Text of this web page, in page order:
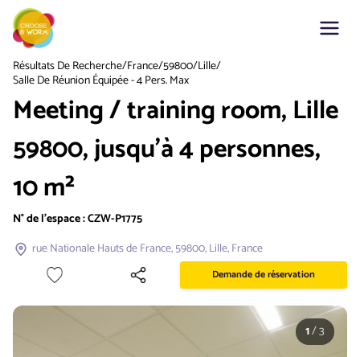
Résultats De Recherche/France/59800/Lille/
Salle De Réunion Équipée - 4 Pers. Max
Meeting / training room, Lille
59800, jusqu'à 4 personnes,
10 m²
N° de l'espace :CZW-P1775
rue Nationale Hauts de France, 59800, Lille, France
Demande de réservation
1/3